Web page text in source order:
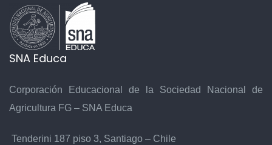
SNA Educa
Corporación Educacional de la Sociedad Nacional de
Agricultura FG – SNA Educa
Tenderini 187 piso 3, Santiago – Chile